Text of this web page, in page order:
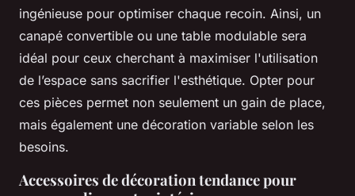
ingénieuse pour optimiser chaque recoin. Ainsi, un
canapé convertible ou une table modulable sera
idéal pour ceux cherchant à maximiser l'utilisation
de l’espace sans sacrifier l'esthétique. Opter pour
ces pièces permet non seulement un gain de place,
mais également une décoration variable selon les
besoins.
Accessoires de décoration tendance pour